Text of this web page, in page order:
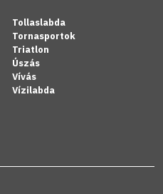
Tollaslabda
Tornasportok
Triatlon
Úszás
Vívás
Vízilabda